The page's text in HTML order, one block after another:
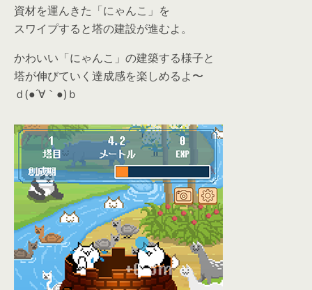
資材を運んきた「にゃんこ」を
スワイプすると塔の建設が進むよ。
かわいい「にゃんこ」の建築する様子と
塔が伸びていく達成感を楽しめるよ〜
ｄ(●´∀｀●)ｂ